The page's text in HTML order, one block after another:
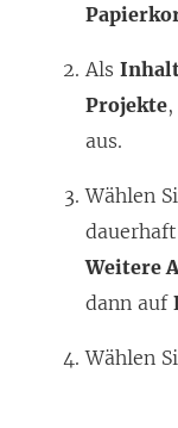
Als
Projekte,
aus.
Wählen
Weitere
dann auf
Wählen